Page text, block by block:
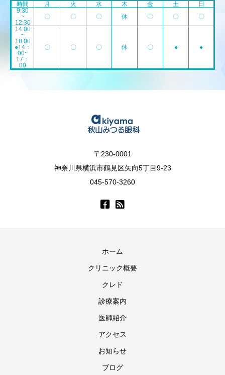
時間 月 火 水 木 金 土
日
9:30
~
12:30
〇 〇 〇 休 〇 〇
〇
14:00
~
18:00
●14：
00~
17：
00
〇 〇 〇 休 〇 ● ●
〒230-0001
神奈川県横浜市鶴見区矢向5丁目9-23
045-570-3260
ホーム
クリニック概要
クレド
診療案内
医師紹介
アクセス
お知らせ
ブログ